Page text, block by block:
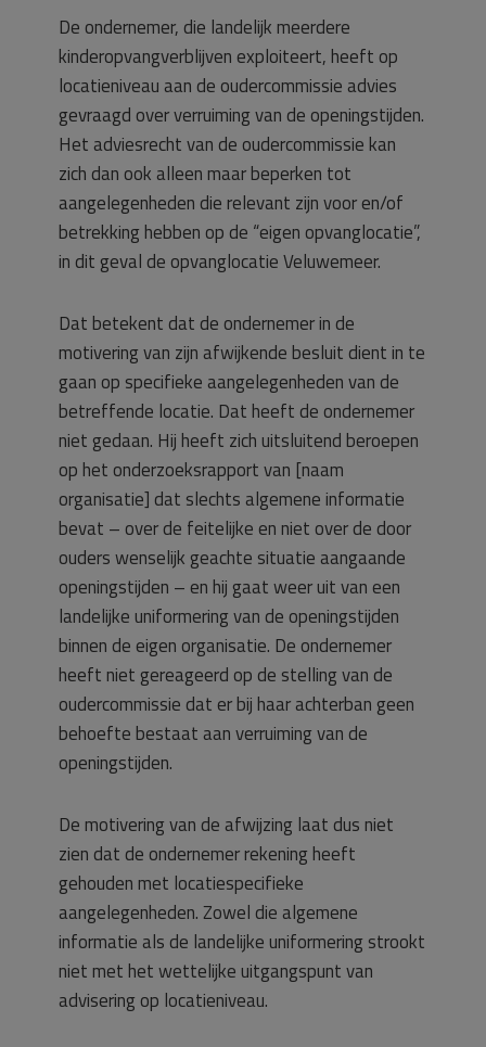
De ondernemer, die landelijk meerdere
kinderopvangverblijven exploiteert, heeft op
locatieniveau aan de oudercommissie advies
gevraagd over verruiming van de openingstijden.
Het adviesrecht van de oudercommissie kan
zich dan ook alleen maar beperken tot
aangelegenheden die relevant zijn voor en/of
betrekking hebben op de “eigen opvanglocatie”,
in dit geval de opvanglocatie Veluwemeer.
Dat betekent dat de ondernemer in de
motivering van zijn afwijkende besluit dient in te
gaan op specifieke aangelegenheden van de
betreffende locatie. Dat heeft de ondernemer
niet gedaan. Hij heeft zich uitsluitend beroepen
op het onderzoeksrapport van [naam
organisatie] dat slechts algemene informatie
bevat – over de feitelijke en niet over de door
ouders wenselijk geachte situatie aangaande
openingstijden – en hij gaat weer uit van een
landelijke uniformering van de openingstijden
binnen de eigen organisatie. De ondernemer
heeft niet gereageerd op de stelling van de
oudercommissie dat er bij haar achterban geen
behoefte bestaat aan verruiming van de
openingstijden.
De motivering van de afwijzing laat dus niet
zien dat de ondernemer rekening heeft
gehouden met locatiespecifieke
aangelegenheden. Zowel die algemene
informatie als de landelijke uniformering strookt
niet met het wettelijke uitgangspunt van
advisering op locatieniveau.